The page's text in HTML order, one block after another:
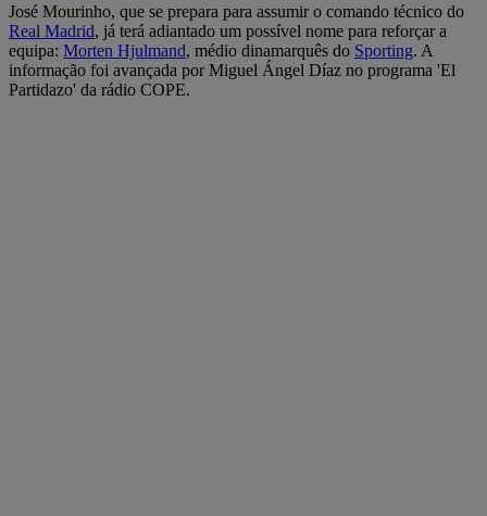
José Mourinho, que se prepara para assumir o comando técnico do
Real Madrid, já terá adiantado um possível nome para reforçar a
equipa: Morten Hjulmand, médio dinamarquês do Sporting. A
informação foi avançada por Miguel Ángel Díaz no programa 'El
Partidazo' da rádio COPE.